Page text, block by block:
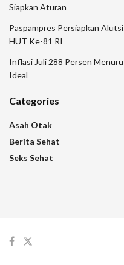
Siapkan Aturan
Paspampres Persiapkan
HUT Ke-81 RI
Inflasi Juli 288 Persen
Ideal
Categories
Asah Otak
Berita Sehat
Seks Sehat